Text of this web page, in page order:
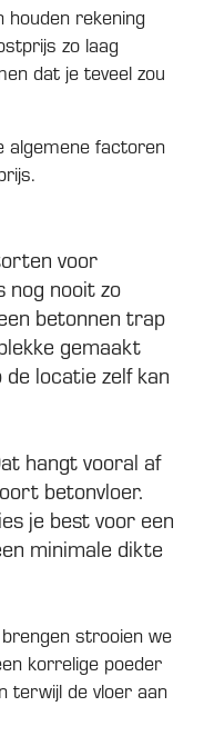
houden rekening
zo laag
dat je teveel zou
algemene factoren
voor
nog nooit zo
betonnen trap
gemaakt
locatie zelf kan
hangt vooral af
betonvloer.
je best voor een
minimale dikte
strooien we
korrelige poeder
terwijl de vloer aan